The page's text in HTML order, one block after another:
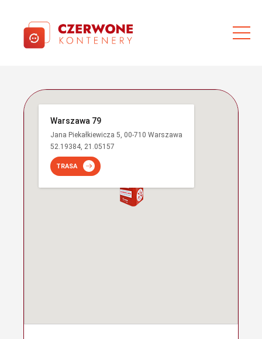
Warszawa 79
Jana Piekałkiewicza 5, 00-710 Warszawa
52.19384, 21.05157
TRASA